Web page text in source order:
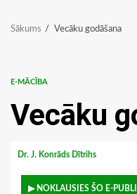
Sākums Vecāku godāšana
E-MĀCĪBA
Vecāku
Dr. J. Konrāds Dītrihs
▶ NOKLAUSIES ŠO E-